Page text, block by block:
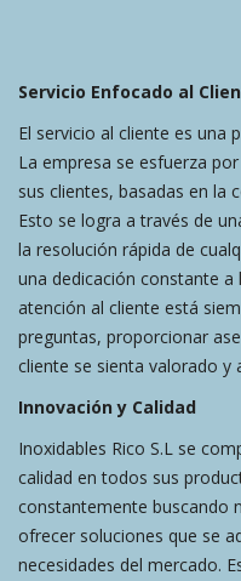
Servicio Enfocado al
El servicio al cliente es una
La empresa se esfuerza
sus clientes, basadas en la
Esto se logra a través de
la resolución rápida de
una dedicación constante
atención al cliente está
preguntas, proporcionar
cliente se sienta valorado y
Innovación y Calidad
Inoxidables Rico S.L se
calidad en todos sus
constantemente buscando
ofrecer soluciones que se
necesidades del mercado.